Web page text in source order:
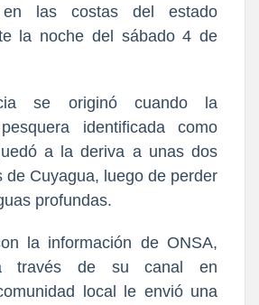
en las costas del estado
la noche del sábado 4 de
se originó cuando la
identificada como
a la deriva a unas dos
de Cuyagua, luego de perder
profundas.
la información de ONSA,
través de su canal en
local le envió una